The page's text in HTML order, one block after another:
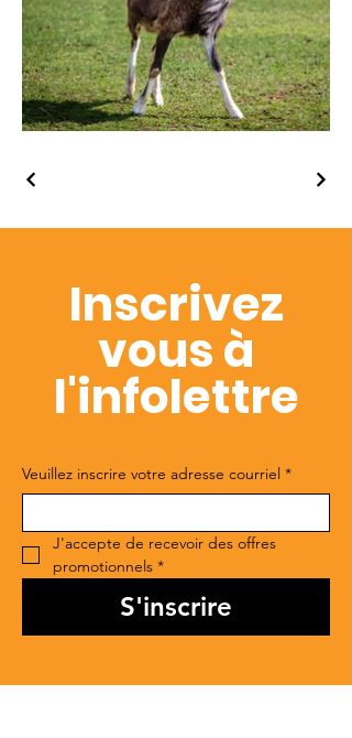
Inscrivez
vous à
l'infolettre
Veuillez inscrire votre adresse courriel *
J'accepte de recevoir des offres
promotionnels *
S'inscrire